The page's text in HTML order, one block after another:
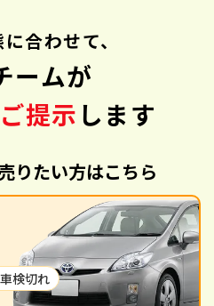
合わせて、
ームが
提示 します
りたい方はこちら
検切れ